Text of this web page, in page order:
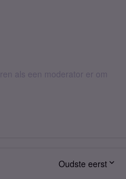
als een moderator er om
Oudste eerst